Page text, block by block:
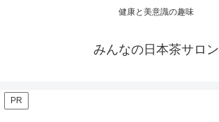
健康と美意識の趣味
みんなの日本茶サロン
PR